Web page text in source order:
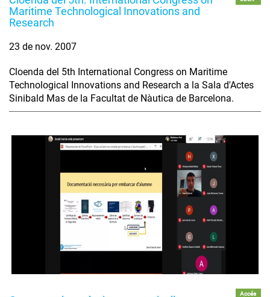
Maritime Technological Innovations and
Research
23 de nov. 2007
Cloenda del 5th International Congress on Maritime
Technological Innovations and Research a la Sala d'Actes
Sinibald Mas de la Facultat de Nàutica de Barcelona.
Accés